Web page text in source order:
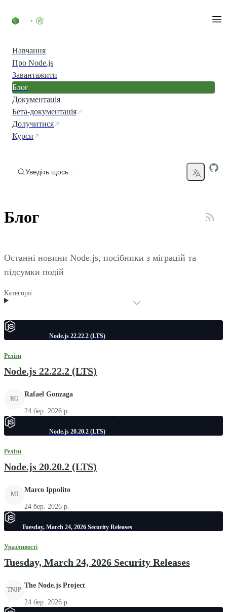
Навчання
Про Node.js
Завантажити
Блог
Документація
Бета-документація
Долучитися
Курси
Уведіть щось...
Блог
Останні новини Node.js, посібники з міграцій та
підсумки подій
Категорії
Node.js 22.22.2 (LTS)
Релізи
Node.js 22.22.2 (LTS)
RG
Rafael Gonzaga
24 бер. 2026 р.
Node.js 20.20.2 (LTS)
Релізи
Node.js 20.20.2 (LTS)
MI
Marco Ippolito
24 бер. 2026 р.
Tuesday, March 24, 2026 Security Releases
Уразливості
Tuesday, March 24, 2026 Security Releases
TNJP
The Node.js Project
24 бер. 2026 р.